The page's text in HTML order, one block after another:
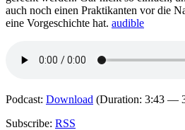
auch noch einen Praktikanten vor die
eine Vorgeschichte hat. audible
Podcast: Download (Duration: 3:43 —
Subscribe: RSS